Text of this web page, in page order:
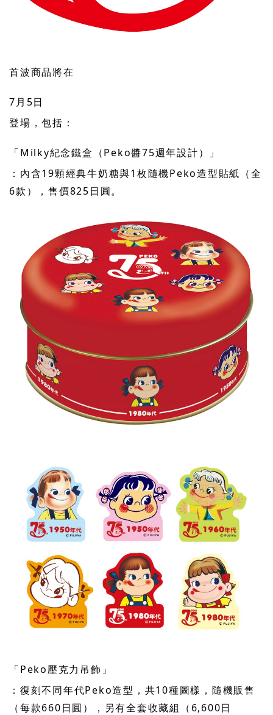
首波商品將在
7月5日
登場，包括：
「Milky紀念鐵盒（Peko醬75週年設計）」
：內含19顆經典牛奶糖與1枚隨機Peko造型貼紙（全
6款），售價825日圓。
「Peko壓克力吊飾」
：復刻不同年代Peko造型，共10種圖樣，隨機販售
（每款660日圓），另有全套收藏組（6,600日